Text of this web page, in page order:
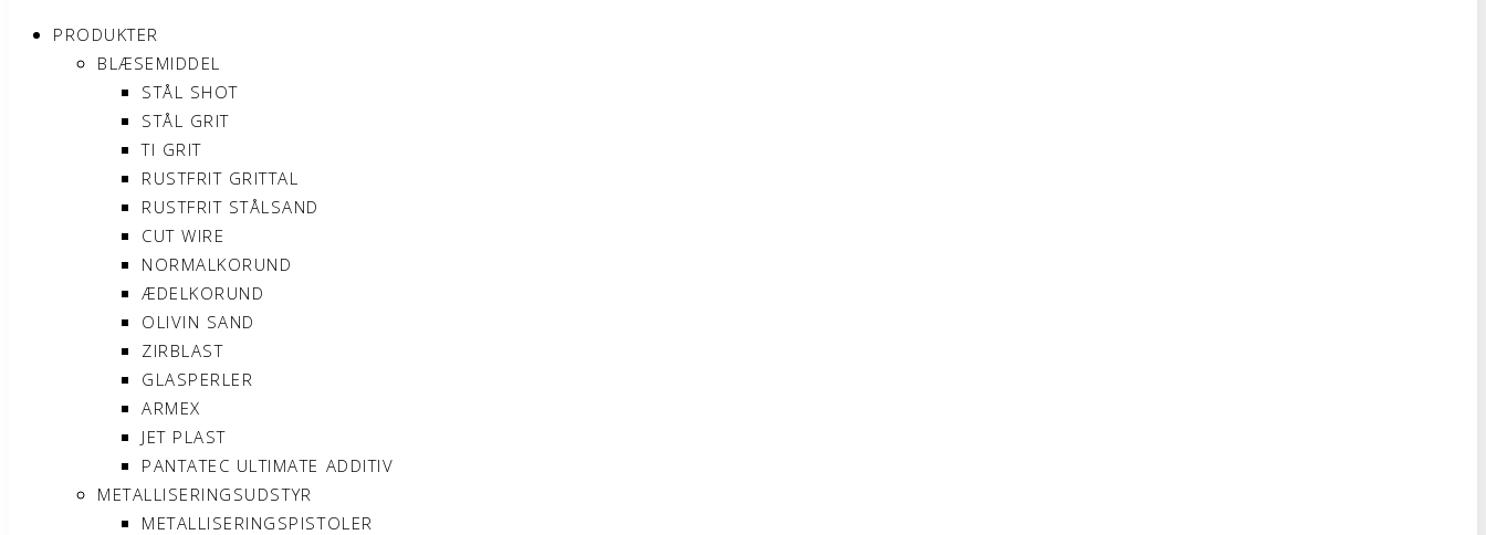
PRODUKTER
BLÆSEMIDDEL
STÅL SHOT
STÅL GRIT
TI GRIT
RUSTFRIT GRITTAL
RUSTFRIT STÅLSAND
CUT WIRE
NORMALKORUND
ÆDELKORUND
OLIVIN SAND
ZIRBLAST
GLASPERLER
ARMEX
JET PLAST
PANTATEC ULTIMATE ADDITIV
METALLISERINGSUDSTYR
METALLISERINGSPISTOLER